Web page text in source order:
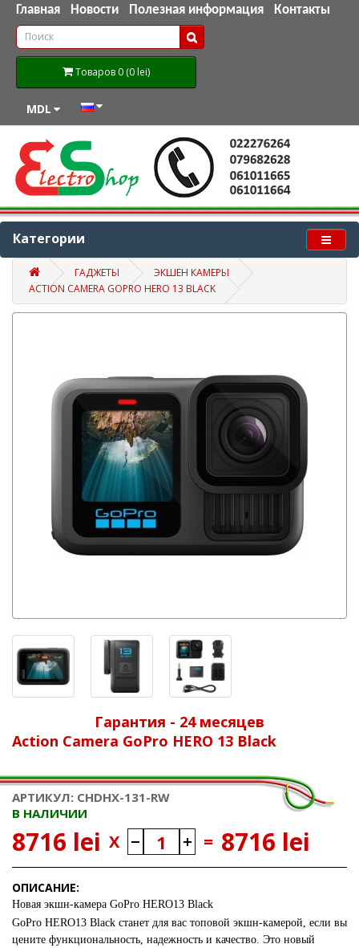
Главная Новости Полезная информация Контакты
Товаров 0 (0 lei)
MDL
Категории
ГАДЖЕТЫ
ЭКШЕН КАМЕРЫ
ACTION CAMERA GOPRO HERO 13 BLACK
Гарантия - 24 месяцев
Action Camera GoPro HERO 13 Black
АРТИКУЛ: CHDHX-131-RW
В НАЛИЧИИ
8716 lei X = 8716 lei
ОПИСАНИЕ:
Новая экшн-камера GoPro HERO13 Black
GoPro HERO13 Black станет для вас топовой экшн-камерой, если вы
цените функциональность, надежность и качество. Это новый